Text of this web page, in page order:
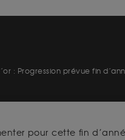
: Progression prévue fin
pour cette fin